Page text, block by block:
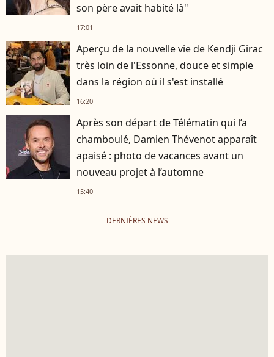
son père avait habité là"
17:01
Aperçu de la nouvelle vie de Kendji Girac
très loin de l'Essonne, douce et simple
dans la région où il s'est installé
16:20
Après son départ de Télématin qui l’a
chamboulé, Damien Thévenot apparaît
apaisé : photo de vacances avant un
nouveau projet à l’automne
15:40
DERNIÈRES NEWS